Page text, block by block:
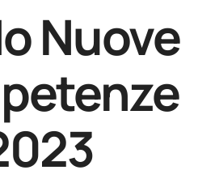
Chi siamo
News
Contatti
Nuove